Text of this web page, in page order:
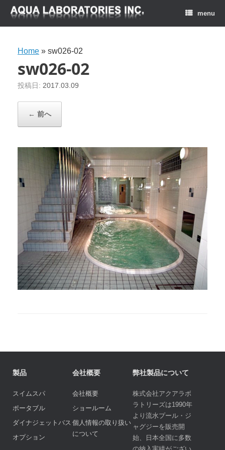
menu
Home » sw026-02
sw026-02
投稿日: 2017.03.09
← 前へ
製品
スイムスパ
ポータブル
ダイナジェットバス
オプション
会社概要
会社概要
ショールーム
個人情報の取り扱い
について
弊社製品について
株式会社アクアラボ
ラトリーズは1990年
より流水プール・ジ
ャグジーを販売開
始、日本全国に多数
の納入実績がござい